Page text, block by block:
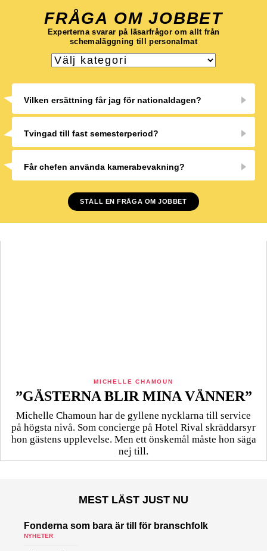
FRÅGA OM JOBBET
Experterna svarar på läsarfrågor om allt från
schemaläggning till personalmat
Vilken ersättning får jag för nationaldagen?
Tvingad till fast semesterperiod?
Får chefen använda kamerabevakning?
STÄLL EN FRÅGA OM JOBBET
MICHELLE CHAMOUN
”GÄSTERNA BLIR MINA VÄNNER”
Michelle Chamoun har de gyllene nycklarna till service
på högsta nivå. Som concierge på Hotel Rival skräddarsyr
hon gästens upp­levelse. Men ett önskemål måste hon säga
nej till.
MEST LÄST JUST NU
Fonderna som bara är till för branschfolk
NYHETER